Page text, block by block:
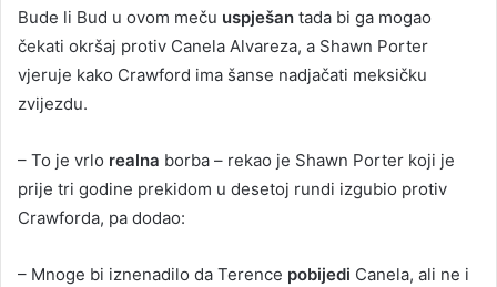
Bude li Bud u ovom meču uspješan tada bi ga mogao
čekati okršaj protiv Canela Alvareza, a Shawn Porter
vjeruje kako Crawford ima šanse nadjačati meksičku
zvijezdu.
– To je vrlo realna borba – rekao je Shawn Porter koji je
prije tri godine prekidom u desetoj rundi izgubio protiv
Crawforda, pa dodao:
– Mnoge bi iznenadilo da Terence pobijedi Canela, ali ne i